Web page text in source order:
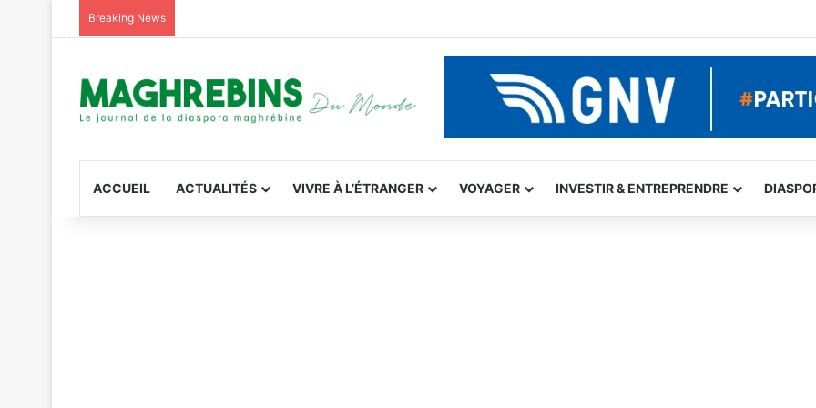
Breaking News
ACCUEIL ACTUALITÉS VIVRE À L’ÉTRANGER VOYAGER INVESTIR & ENTREPRENDRE